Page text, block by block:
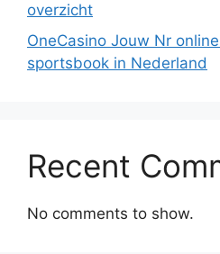
overzicht
OneCasino Jouw Nr
sportsbook in Nederland
Recent
No comments to show.